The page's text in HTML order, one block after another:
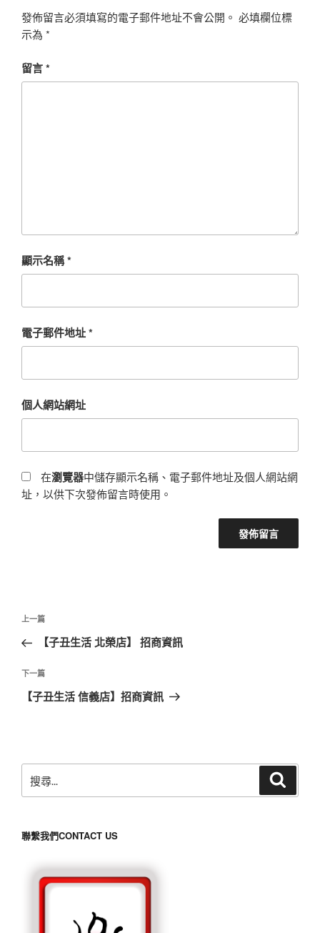
發佈留言必須填寫的電子郵件地址不會公開。 必填欄位標
示為 *
留言*
顯示名稱*
電子郵件地址*
個人網站網址
在瀏覽器中儲存顯示名稱、電子郵件地址及個人網站網
址，以供下次發佈留言時使用。
文
導
覽
上
一
文
章
上一篇
【子丑生活 北榮店】 招商資訊
下
一
下一篇
【子丑生活 信義店】招商資訊
尋
字:
聯繫我們CONTACT US